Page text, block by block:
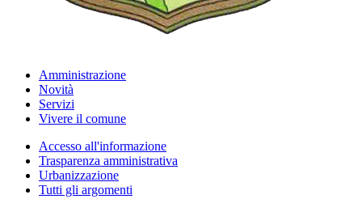
Amministrazione
Novità
Servizi
Vivere il comune
Accesso all'informazione
Trasparenza amministrativa
Urbanizzazione
Tutti gli argomenti